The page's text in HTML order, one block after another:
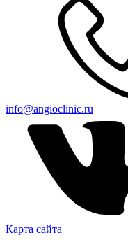
info@angioclinic.ru
Карта сайта